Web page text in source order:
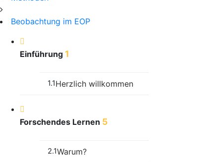
Beobachtung im EOP
Einführung 1
1.1Herzlich willkommen
Forschendes Lernen 5
2.1Warum?